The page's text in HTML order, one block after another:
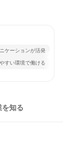
ケーションが活発
すい環境で働ける
を知る